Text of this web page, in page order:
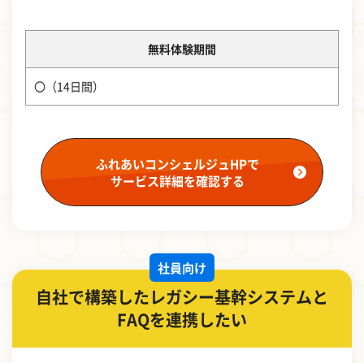
無料体験期間
〇（14日間）
ふれあいコンシェルジュHPで
サービス詳細を確認する
社員向け
自社で構築したレガシー基幹システムと
FAQを連携したい